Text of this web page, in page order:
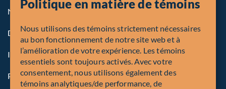
Note légale aux personnes des États-Unis
Dénonciation
Inscriptions et autorités
Procédure de plainte en bref
Politique en matière de témoins
Nous utilisons des témoins strictement nécessaires
au bon fonctionnement de notre site web et à
l’amélioration de votre expérience. Les témoins
essentiels sont toujours activés. Avec votre
consentement, nous utilisons également des
témoins analytiques/de performance, de